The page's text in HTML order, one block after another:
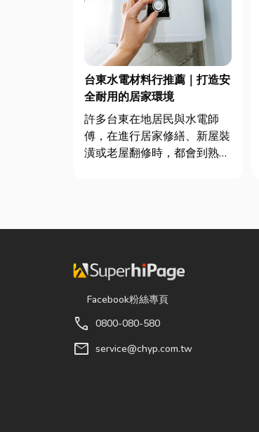
台東水電材料行推薦｜打造安
全耐用的居家環境
許多台東在地居民與水電師
傅，在進行居家修繕、新屋裝
潢或老屋翻修時，都會到熟悉
具、處...
Facebook粉絲專頁
call 0800-080-580
mail service@chyp.com.tw